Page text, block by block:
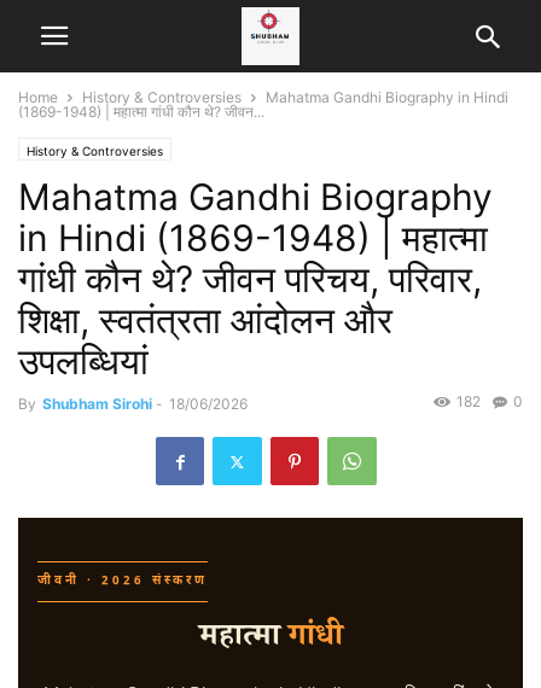
Home History & Controversies
Mahatma Gandhi Biography in Hindi
(1869-1948) | महात्मा गांधी कौन थे? जीवन...
History & Controversies
Mahatma Gandhi Biography
in Hindi (1869-1948) | महात्मा
गांधी कौन थे? जीवन परिचय, परिवार,
शिक्षा, स्वतंत्रता आंदोलन और
उपलब्धियां
By Shubham Sirohi - 18/06/2026 0
182
जीवनी · 2026 संस्करण
महात्मागांधी